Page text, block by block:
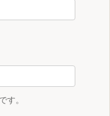
す。